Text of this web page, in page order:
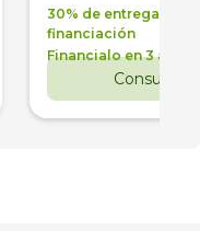
30% de entrega +
financiación
Financialo en 3 años
Consultar